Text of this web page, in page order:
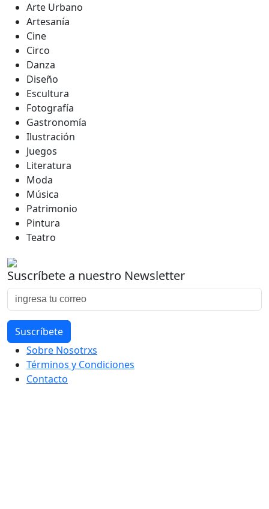
Arte Urbano
Artesanía
Cine
Circo
Danza
Diseño
Escultura
Fotografía
Gastronomía
Ilustración
Juegos
Literatura
Moda
Música
Patrimonio
Pintura
Teatro
Suscríbete a nuestro Newsletter
Sobre Nosotrxs
Términos y Condiciones
Contacto